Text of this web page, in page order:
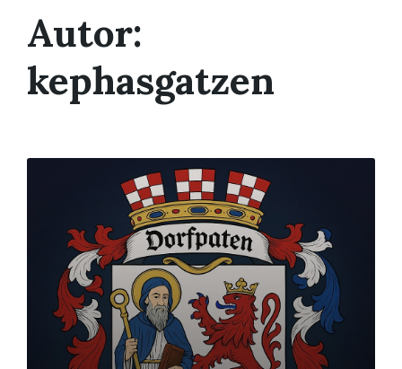
Autor:
kephasgatzen
Mehr